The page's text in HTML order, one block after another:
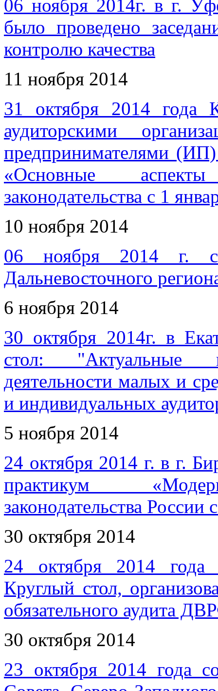
06 ноября 2014г. в г.
было проведено
контролю качества
11 ноября 2014
31 октября 2014 года
аудиторскими
предпринимателями
«Основные
законодательства с 1
10 ноября 2014
06 ноября 2014 г.
Дальневосточного
6 ноября 2014
30 октября 2014г. в
стол: "Актуальные
деятельности малых и
и индивидуальных
5 ноября 2014
24 октября 2014 г. в г.
практикум
законодательства России
30 октября 2014
24 октября 2014 года
Круглый стол,
обязательного аудита
30 октября 2014
23 октября 2014 года